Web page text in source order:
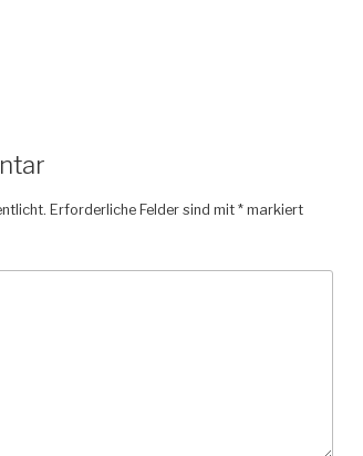
Erforderliche Felder sind mit* markiert